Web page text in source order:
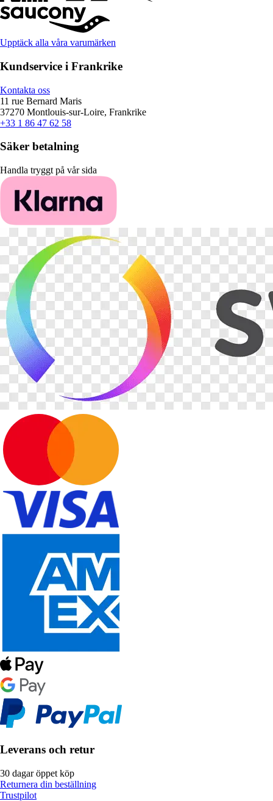
Upptäck alla våra varumärken
Kundservice i Frankrike
Kontakta oss
11 rue Bernard Maris
37270 Montlouis-sur-Loire, Frankrike
+33 1 86 47 62 58
Säker betalning
Handla tryggt på vår sida
Leverans och retur
30 dagar öppet köp
Returnera din beställning
Trustpilot